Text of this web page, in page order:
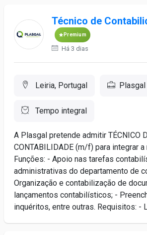
Técnico de
Premium
Há 3 dias
Leiria, Portugal Plasgal
Tempo integral
A Plasgal pretende admitir TÉCNICO
CONTABILIDADE (m/f) para integrar
Funções: - Apoio nas tarefas
administrativas do departamento de
Organização e contabilização de
lançamentos contabilísticos; -
inquéritos, entre outras. Requisitos: -